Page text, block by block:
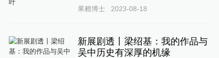
果赖博士 2023-08-18
新展剧透丨梁绍基：我的作品与
吴中历史有深厚的机缘